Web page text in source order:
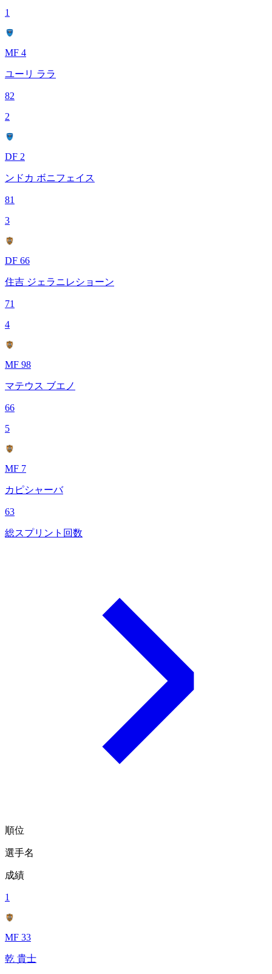
1
MF 4
ユーリ ララ
82
2
DF 2
ンドカ ボニフェイス
81
3
DF 66
住吉 ジェラニレショーン
71
4
MF 98
マテウス ブエノ
66
5
MF 7
カピシャーバ
63
総スプリント回数
順位
選手名
成績
1
MF 33
乾 貴士